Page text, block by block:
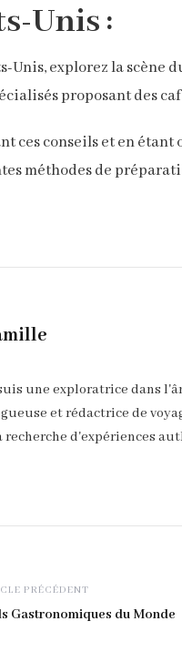
Unis :
Unis, explorez la scène
proposant des
ces conseils et en
méthodes de
une exploratrice dans
et rédactrice de
recherche d'expériences
PRÉCÉDENT
Gastronomiques du Monde